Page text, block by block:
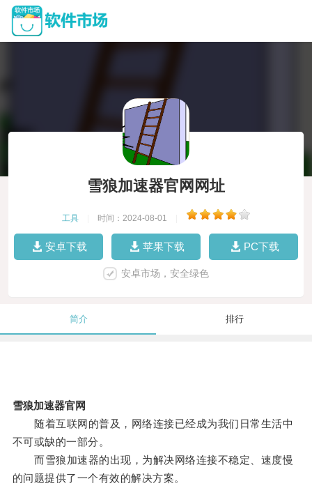
雪狼加速器官网网址
工具 时间：2024-08-01
安卓下载 苹果下载 PC下载
安卓市场，安全绿色
简介 排行
雪狼加速器官网
随着互联网的普及，网络连接已经成为我们日常生活中
不可或缺的一部分。
而雪狼加速器的出现，为解决网络连接不稳定、速度慢
的问题提供了一个有效的解决方案。